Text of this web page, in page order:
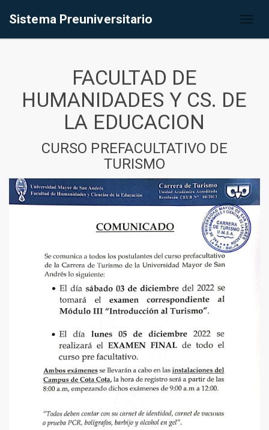
Sistema Preuniversitario
FACULTAD DE
HUMANIDADES Y CS. DE
LA EDUCACION
CURSO PREFACULTATIVO DE
TURISMO